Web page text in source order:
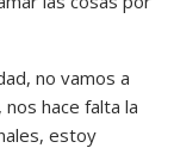
no vamos a
hace falta la
estoy